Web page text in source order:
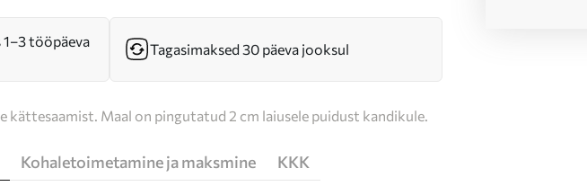
tööpäeva
Tagasimaksed 30 päeva jooksul
kättesaamist. Maal on pingutatud 2 cm laiusele puidust kandikule.
Kohaletoimetamine ja maksmine KKK